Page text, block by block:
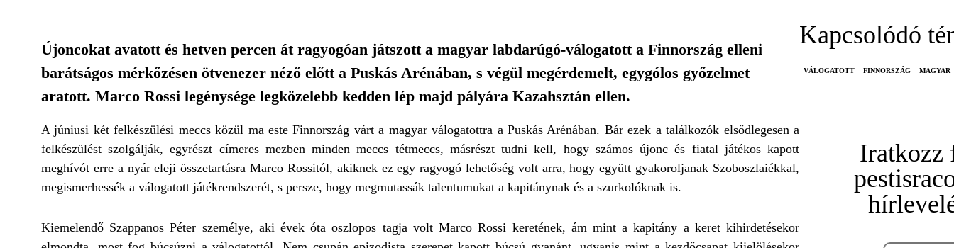
Újoncokat avatott és hetven percen át ragyogóan játszott a magyar labdarúgó-válogatott a Finnország elleni
barátságos mérkőzésen ötvenezer néző előtt a Puskás Arénában, s végül megérdemelt, egygólos győzelmet
aratott. Marco Rossi legénysége legközelebb kedden lép majd pályára Kazahsztán ellen.
A júniusi két felkészülési meccs közül ma este Finnország várt a magyar válogatottra a Puskás Arénában. Bár ezek a találkozók elsődlegesen a
felkészülést szolgálják, egyrészt címeres mezben minden meccs tétmeccs, másrészt tudni kell, hogy számos újonc és fiatal játékos kapott
meghívót erre a nyár eleji összetartásra Marco Rossitól, akiknek ez egy ragyogó lehetőség volt arra, hogy együtt gyakoroljanak Szoboszlaiékkal,
megismerhessék a válogatott játékrendszerét, s persze, hogy megmutassák talentumukat a kapitánynak és a szurkolóknak is.
Kiemelendő Szappanos Péter személye, aki évek óta oszlopos tagja volt Marco Rossi keretének, ám mint a kapitány a keret kihirdetésekor
Kapcsolódó
VÁLOGATOTT FINNORSZÁG MAGYAR
Iratkozz